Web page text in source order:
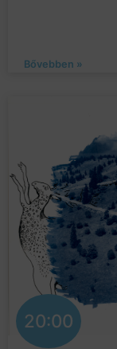
Bővebben »
20:00